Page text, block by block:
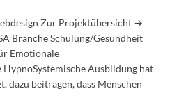
Zur Projektübersicht →
Branche Schulung/Gesundheit
Emotionale
Ausbildung hat
dazu beitragen, dass Menschen